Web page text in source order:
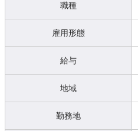
職種
雇用形態
給与
地域
勤務地